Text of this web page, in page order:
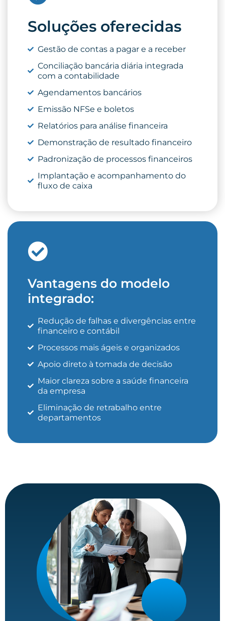
Soluções oferecidas
Gestão de contas a pagar e a receber
Conciliação bancária diária integrada
com a contabilidade
Agendamentos bancários
Emissão NFSe e boletos
Relatórios para análise financeira
Demonstração de resultado financeiro
Padronização de processos financeiros
Implantação e acompanhamento do
fluxo de caixa
Vantagens do modelo
integrado:
Redução de falhas e divergências entre
financeiro e contábil
Processos mais ágeis e organizados
Apoio direto à tomada de decisão
Maior clareza sobre a saúde financeira
da empresa
Eliminação de retrabalho entre
departamentos